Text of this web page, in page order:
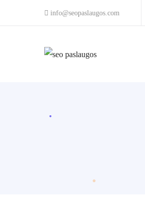
info@seopaslaugos.com